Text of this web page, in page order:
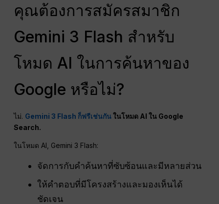
คุณต้องการสมัครสมาชิก
Gemini 3 Flash สำหรับ
โหมด AI ในการค้นหาของ
Google หรือไม่?
ไม่. Gemini 3 Flash ก็ฟรีเช่นกันในโหมด AI ใน Google
Search.
ในโหมด AI, Gemini 3 Flash:
จัดการกับคำค้นหาที่ซับซ้อนและมีหลายส่วน
ให้คำตอบที่มีโครงสร้างและมองเห็นได้
ชัดเจน